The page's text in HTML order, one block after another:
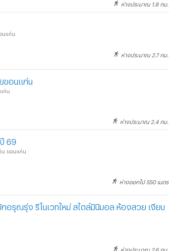
ห่างประมาณ 1.8 กม.
นแก่น
ห่างประมาณ 2.7 กม.
ขอนแก่น
ก่น
ห่างประมาณ 2.4 กม.
69
น ขอนแก่น
ห่างออกไป 550 เมตร
อรุณรุ่ง รีโนเวทใหม่ สไตล์มินิมอล ห้องสวย เงียบ
ห่างประมาณ 2.6 กม.